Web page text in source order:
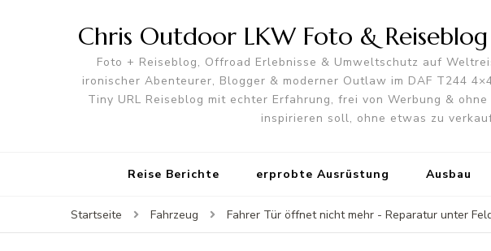
Chris Outdoor LKW Foto &
Foto + Reiseblog, Offroad Erlebnisse & Umweltschutz auf
ironischer Abenteurer, Blogger & moderner Outlaw im DAF T244
Tiny URL Reiseblog mit echter Erfahrung, frei von Werbung &
inspirieren soll, ohne etwas zu
Reise Berichte erprobte Ausrüstung Ausbau
Startseite Fahrzeug Fahrer Tür öffnet nicht mehr - Reparatur unter